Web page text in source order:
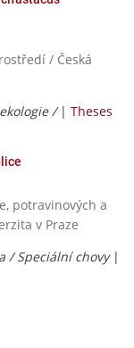
/ Česká
/ | Theses
potravinových a
v Praze
/ Speciální chovy|